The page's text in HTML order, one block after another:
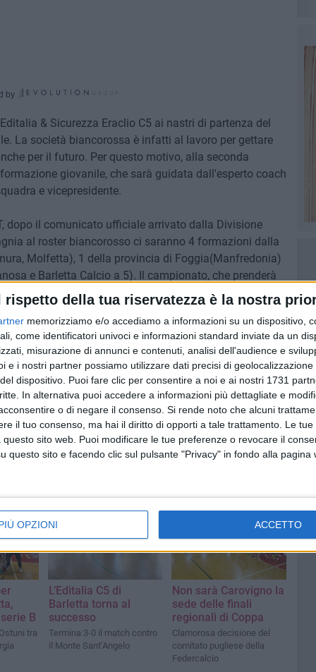
rispetto della tua riservatezza è la nostra
memorizziamo e/o accediamo a informazioni su un dispositivo,
come identificatori univoci e informazioni standard inviate da un
misurazione di annunci e contenuti, analisi dell'audience e
e i nostri partner possiamo utilizzare dati precisi di
dispositivo. Puoi fare clic per consentire a noi e ai nostri 1731
In alternativa puoi accedere a informazioni più dettagliate e
o di negare il consenso. Si rende noto che alcuni
il tuo consenso, ma hai il diritto di opporti a tale trattamento. Le
sito web. Puoi modificare le tue preferenze o revocare il
questo sito e facendo clic sul pulsante "Privacy" in fondo alla pagina
OPZIONI ACCETTO
by
& Sicurezza Eraclio C5 ai nastri di partenza del
La società biancorossa è infatti al lavoro per gettare
per il futuro. Per questo motivo, alla seconda
giovanile, che sarà guidata dall'esperto coach
e vicepresidente.
dopo il comunicato ufficiale arrivato dalla Divisione
al roster biancorosso ci saranno 4 formazioni dalla
Molfetta), 1 della provincia di Foggia(Manfredonia)
e Barletta Calcio a 5). Il campionato, che prenderà
articolato in un girone all'italiana, cui seguiranno i
seconda fase, mentre le squadre piazzate dal
spareggi per accedere al tabellone eliminatorio.
B
tra
L’Editalia C5 di
Barletta torna al
successo
Termina 3-0 il match contro
il Monte Sant’Angelo
Non sarà Carovigno la
sede delle finali
regionali di Coppa
Clamorosa decisione del
comitato pugliese della
Federcalcio